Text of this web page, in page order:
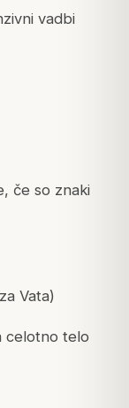
vadbi
če so znaki
Vata)
celotno telo